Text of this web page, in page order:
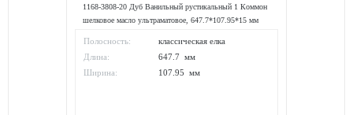
1168-3808-20 Дуб Ванильный рустикальный 1 Коммон
шелковое масло ультраматовое, 647.7*107.95*15 мм
Полосность:
классическая елка
Длина:
647.7 мм
Ширина:
107.95 мм